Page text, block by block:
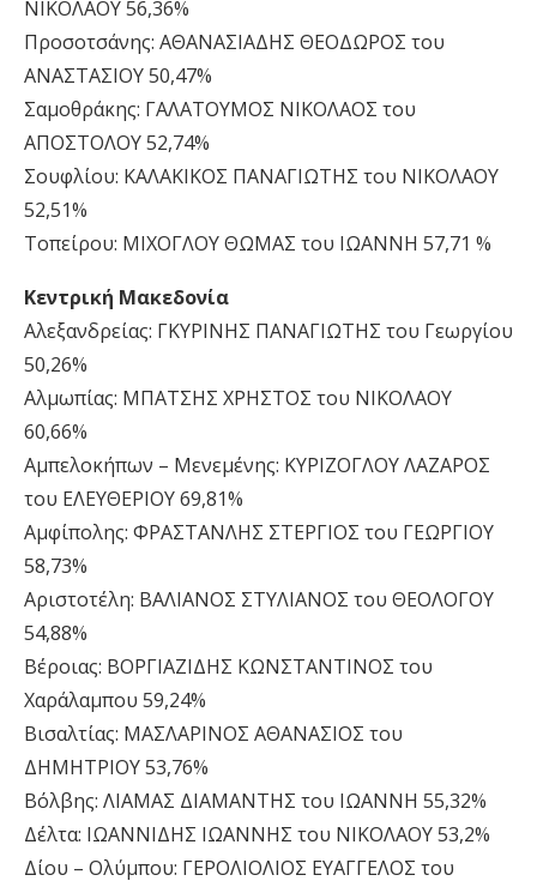
ΝΙΚΟΛΑΟΥ 56,36%
Προσοτσάνης: ΑΘΑΝΑΣΙΑΔΗΣ ΘΕΟΔΩΡΟΣ του
ΑΝΑΣΤΑΣΙΟΥ 50,47%
Σαμοθράκης: ΓΑΛΑΤΟΥΜΟΣ ΝΙΚΟΛΑΟΣ του
ΑΠΟΣΤΟΛΟΥ 52,74%
Σουφλίου: ΚΑΛΑΚΙΚΟΣ ΠΑΝΑΓΙΩΤΗΣ του ΝΙΚΟΛΑΟΥ
52,51%
Τοπείρου: ΜΙΧΟΓΛΟΥ ΘΩΜΑΣ του ΙΩΑΝΝΗ 57,71 %
Κεντρική Μακεδονία
Αλεξανδρείας: ΓΚΥΡΙΝΗΣ ΠΑΝΑΓΙΩΤΗΣ του Γεωργίου
50,26%
Αλμωπίας: ΜΠΑΤΣΗΣ ΧΡΗΣΤΟΣ του ΝΙΚΟΛΑΟΥ
60,66%
Αμπελοκήπων – Μενεμένης: ΚΥΡΙΖΟΓΛΟΥ ΛΑΖΑΡΟΣ
του ΕΛΕΥΘΕΡΙΟΥ 69,81%
Αμφίπολης: ΦΡΑΣΤΑΝΛΗΣ ΣΤΕΡΓΙΟΣ του ΓΕΩΡΓΙΟΥ
58,73%
Αριστοτέλη: ΒΑΛΙΑΝΟΣ ΣΤΥΛΙΑΝΟΣ του ΘΕΟΛΟΓΟΥ
54,88%
Βέροιας: ΒΟΡΓΙΑΖΙΔΗΣ ΚΩΝΣΤΑΝΤΙΝΟΣ του
Χαράλαμπου 59,24%
Βισαλτίας: ΜΑΣΛΑΡΙΝΟΣ ΑΘΑΝΑΣΙΟΣ του
ΔΗΜΗΤΡΙΟΥ 53,76%
Βόλβης: ΛΙΑΜΑΣ ΔΙΑΜΑΝΤΗΣ του ΙΩΑΝΝΗ 55,32%
Δέλτα: ΙΩΑΝΝΙΔΗΣ ΙΩΑΝΝΗΣ του ΝΙΚΟΛΑΟΥ 53,2%
Δίου – Ολύμπου: ΓΕΡΟΛΙΟΛΙΟΣ ΕΥΑΓΓΕΛΟΣ του